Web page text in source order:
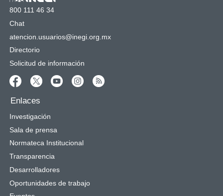
800 111 46 34
Chat
atencion.usuarios@inegi.org.mx
Directorio
Solicitud de información
Enlaces
Investigación
Sala de prensa
Normateca Institucional
Transparencia
Desarrolladores
Oportunidades de trabajo